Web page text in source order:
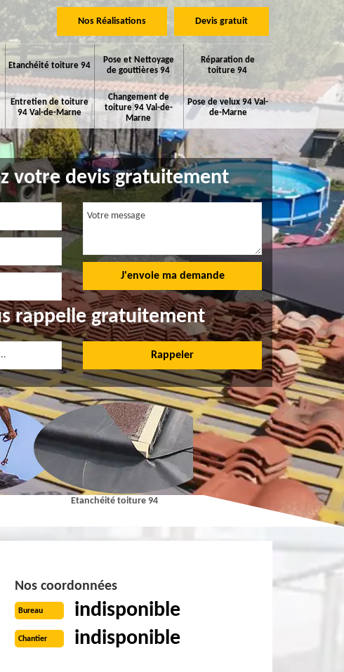
Nos Réalisations Devis gratuit
Etanchéité toiture 94
Pose et Nettoyage
de gouttières 94
Réparation de
toiture 94
Entretien de toiture
94 Val-de-Marne
Changement de
toiture 94 Val-de-
Marne
Pose de velux 94 Val-
de-Marne
votre devis gratuitement
rappelle gratuitement
Etanchéité toiture 94 Pose et Nettoyage de gouttières
Nos coordonnées
Bureau indisponible
Chantier indisponible